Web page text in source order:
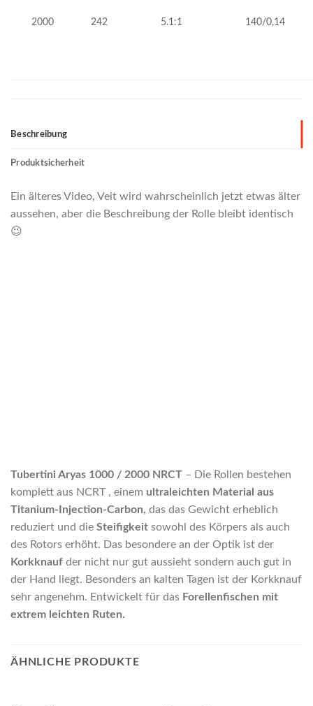
2000 242 5.1:1 140/0,14
Beschreibung
Produktsicherheit
Ein älteres Video, Veit wird wahrscheinlich jetzt etwas älter
aussehen, aber die Beschreibung der Rolle bleibt identisch
😉
Tubertini Aryas 1000 / 2000 NRCT – Die Rollen bestehen
komplett aus NCRT , einem ultraleichten Material aus
Titanium-Injection-Carbon, das das Gewicht erheblich
reduziert und die Steifigkeit sowohl des Körpers als auch
des Rotors erhöht. Das besondere an der Optik ist der
Korkknauf der nicht nur gut aussieht sondern auch gut in
der Hand liegt. Besonders an kalten Tagen ist der Korkknauf
sehr angenehm. Entwickelt für das Forellenfischen mit
extrem leichten Ruten.
ÄHNLICHE PRODUKTE